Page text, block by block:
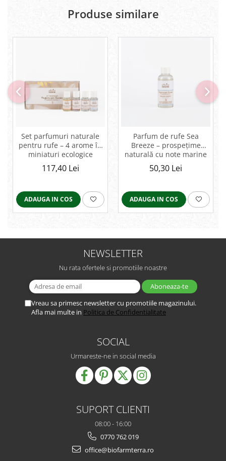
Produse similare
Set parfumuri naturale
pentru rufe – 4 arome în
miniaturi ecologice
117,40 Lei
ADAUGA IN COS
Parfum de rufe Sea
Breeze – prospețime
naturală cu note marine
și citrice
50,30 Lei
ADAUGA IN COS
NEWSLETTER
Nu rata ofertele si promotiile noastre
Vreau sa primesc newsletter cu promotiile magazinului.
Afla mai multe in Politica de Confidentialitate
SOCIAL
Urmareste-ne in social media
SUPORT CLIENTI
08:00 - 16:00
0770 762 019
office@biofarmterra.ro